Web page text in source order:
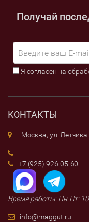
Получай
Я согласен на
КОНТАКТЫ
г. Москва, ул.
+7 (925) 926-05-60
Время работы: Пн-Пт:
info@maggut.ru